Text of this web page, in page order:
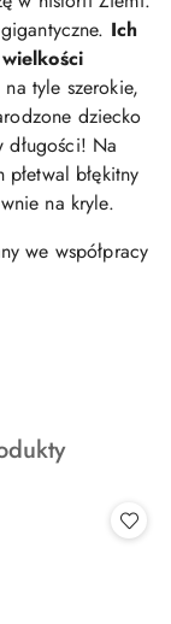
Ich
tyle szerokie,
dziecko
Na
błękitny
na kryle.
we współpracy